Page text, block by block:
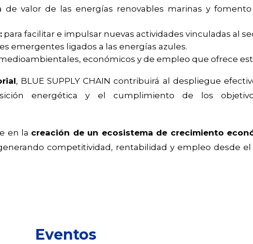
de valor de las energías renovables marinas y
para facilitar e impulsar nuevas actividades vinculadas al
emergentes ligados a las energías azules.
económicos y de empleo que ofrece
, BLUE SUPPLY CHAIN contribuirá al despliegue
energética y el cumplimiento de los
en la creación de un ecosistema de crecimiento
competitividad, rentabilidad y empleo desde
Eventos